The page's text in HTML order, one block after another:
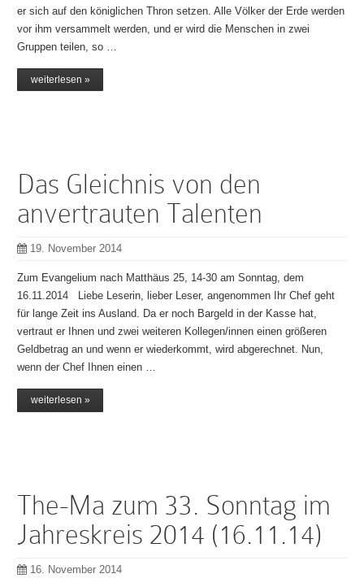
er sich auf den königlichen Thron setzen. Alle Völker der Erde werden
vor ihm versammelt werden, und er wird die Menschen in zwei
Gruppen teilen, so …
weiterlesen »
Das Gleichnis von den
anvertrauten Talenten
19. November 2014
Zum Evangelium nach Matthäus 25, 14-30 am Sonntag, dem
16.11.2014 Liebe Leserin, lieber Leser, angenommen Ihr Chef geht
für lange Zeit ins Ausland. Da er noch Bargeld in der Kasse hat,
vertraut er Ihnen und zwei weiteren Kollegen/innen einen größeren
Geldbetrag an und wenn er wiederkommt, wird abgerechnet. Nun,
wenn der Chef Ihnen einen …
weiterlesen »
The-Ma zum 33. Sonntag im
Jahreskreis 2014 (16.11.14)
16. November 2014